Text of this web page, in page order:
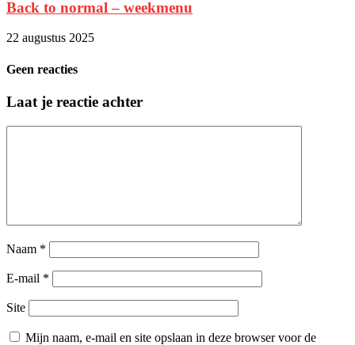
Back to normal – weekmenu
22 augustus 2025
Geen reacties
Laat je reactie achter
Naam *
E-mail *
Site
Mijn naam, e-mail en site opslaan in deze browser voor de